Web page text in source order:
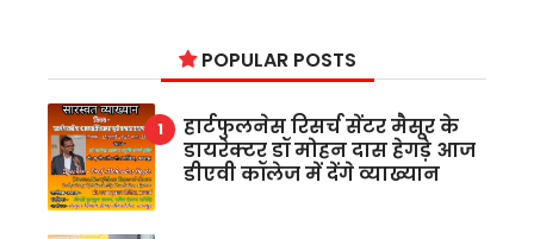
POPULAR POSTS
हार्टफुलनेस रिसर्च सेंटर मैसूर के
डायरेक्टर डॉ मोहन दास हेगड़े आज
डीएवी कॉलेज में देंगे व्याख्यान